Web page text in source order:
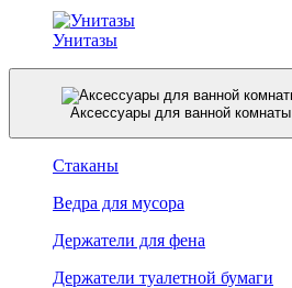
Унитазы
Аксессуары для ванной комнаты
Стаканы
Ведра для мусора
Держатели для фена
Держатели туалетной бумаги